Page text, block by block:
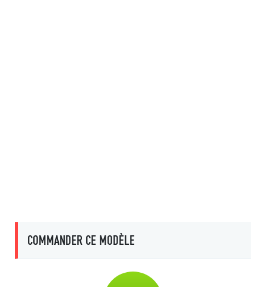
COMMANDER CE MODÈLE